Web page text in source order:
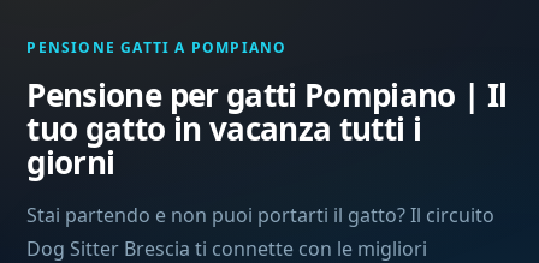
PENSIONE GATTI A POMPIANO
Pensione per gatti Pompiano | Il
tuo gatto in vacanza tutti i
giorni
Stai partendo e non puoi portarti il gatto? Il circuito
Dog Sitter Brescia ti connette con le migliori